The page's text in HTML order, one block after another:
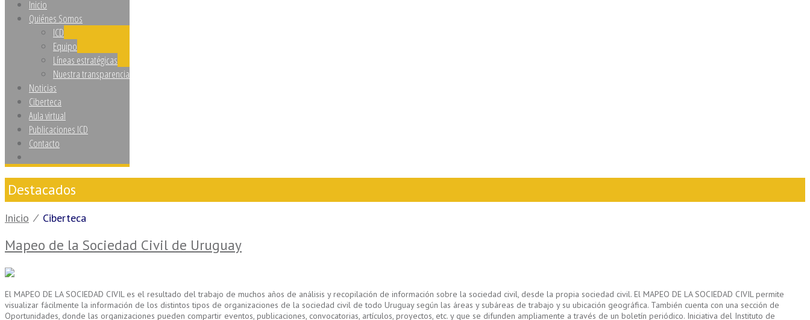
Inicio
Quiénes Somos
ICD
Equipo
Líneas estratégicas
Nuestra transparencia
Noticias
Ciberteca
Aula virtual
Publicaciones ICD
Contacto
Destacados
Inicio ⁄ Ciberteca
Mapeo de la Sociedad Civil de Uruguay
El MAPEO DE LA SOCIEDAD CIVIL es el resultado del trabajo de muchos años de análisis y recopilación de información sobre la sociedad civil, desde la propia sociedad civil. El MAPEO DE LA SOCIEDAD CIVIL permite
visualizar fácilmente la información de los distintos tipos de organizaciones de la sociedad civil de todo Uruguay según las áreas y subáreas de trabajo y su ubicación geográfica. También cuenta con una sección de
Oportunidades, donde las organizaciones pueden compartir eventos, publicaciones, convocatorias, artículos, proyectos, etc. y que se difunden ampliamente a través de un boletín periódico. Iniciativa del Instituto de